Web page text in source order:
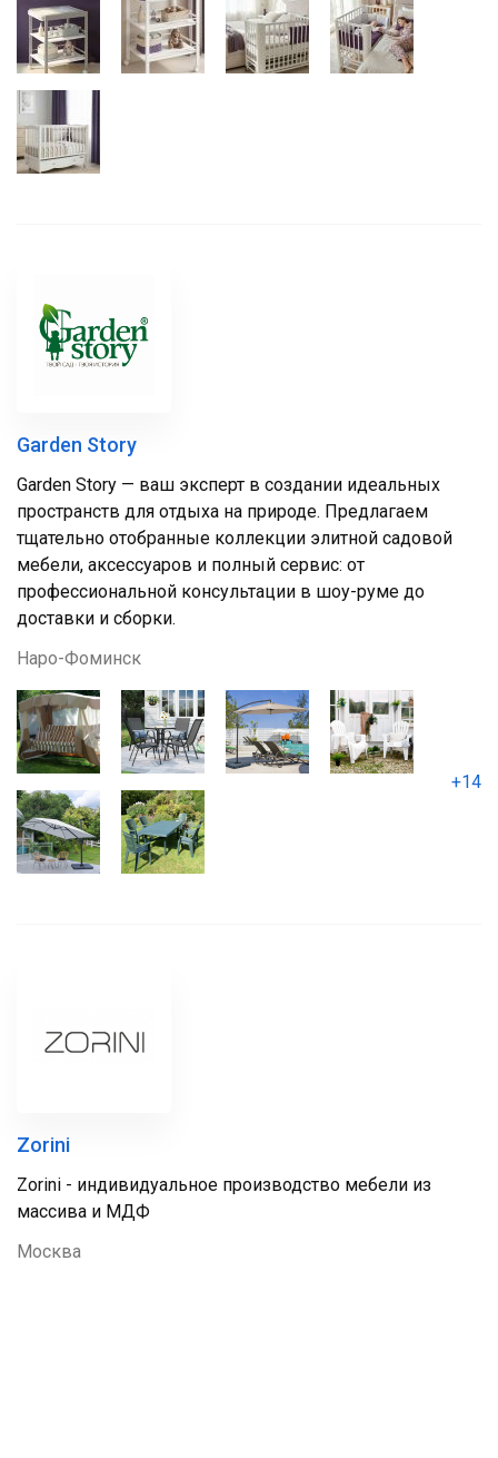
Garden Story
Garden Story — ваш эксперт в создании идеальных
пространств для отдыха на природе. Предлагаем
тщательно отобранные коллекции элитной садовой
мебели, аксессуаров и полный сервис: от
профессиональной консультации в шоу-руме до
доставки и сборки.
Наро-Фоминск
+14
Zorini
Zorini - индивидуальное производство мебели из
массива и МДФ
Москва